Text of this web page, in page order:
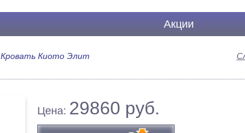
Акции
Кровать Киото Элит
Цена: 29860 руб.